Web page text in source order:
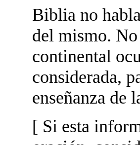
Biblia no
del mismo.
continental
considerada,
enseñanza de
[ Si esta